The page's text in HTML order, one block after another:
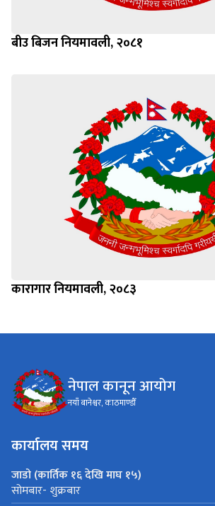
बीउ बिजन नियमावली, २०८१
कारागार नियमावली, २०८३
नेपाल कानून आयोग
नयाँ बानेश्वर, काठमाण्डौँ
कार्यालय समय
जाडो (कार्तिक १६ देखि माघ १५)
सोमबार- शुक्रबार